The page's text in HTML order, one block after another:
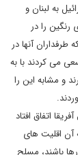
آمریکا، اسرائیل به لبنان و
های رنگین را در
آنها در
می کردند با به
و مشابه این را
اتفاق افتاد
آن اقلیت های
باشند، مسلح